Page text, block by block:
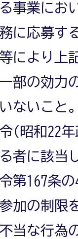
事業にお
に応募す
により上
部の効力
ないこと
(昭和22
者に該当
第167条
加の制限
当な行為